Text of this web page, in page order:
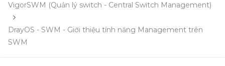
VigorSWM (Quản lý switch - Central Switch Management)
DrayOS - SWM - Giới thiệu tính năng Management trên
SWM